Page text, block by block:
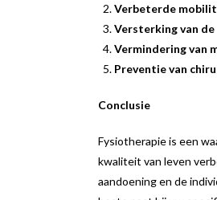
Verbeterde
Versterking van de
Vermindering van
Preventie van
Conclusie
Fysiotherapie is een
kwaliteit van leven
aandoening en de